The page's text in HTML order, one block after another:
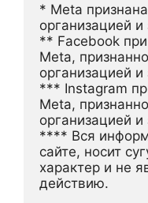
* Meta
организацией
** Facebook
Meta,
организацией
*** Instagram
Meta,
организацией
**** Вся
сайте, носит
характер и не
действию.